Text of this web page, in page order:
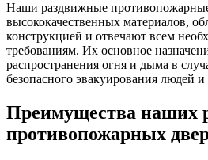
Наши раздвижные
высококачественных материалов,
конструкцией и отвечают всем
требованиям. Их основное
распространения огня и дыма в
безопасного эвакуирования людей
Преимущества наших
противопожарных